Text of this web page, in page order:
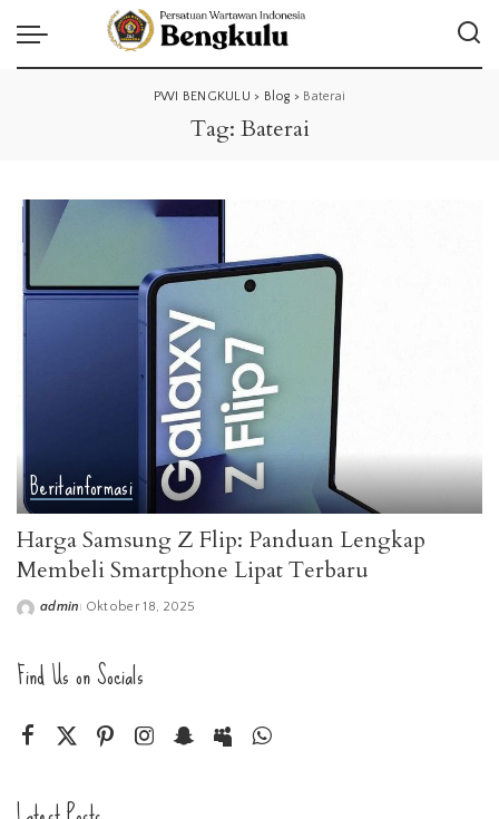
PWI BENGKULU > Blog > Baterai
Tag: Baterai
Beritainformasi
Harga Samsung Z Flip: Panduan Lengkap
Membeli Smartphone Lipat Terbaru
Posted
admin Oktober 18, 2025
Find Us on Socials